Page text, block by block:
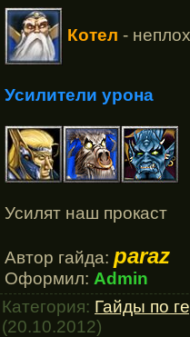
Котел -
Усилители урона
Усилят наш прокаст
Автор гайда: paraz
Оформил: Admin
Категория: Гайды по
(20.10.2012)